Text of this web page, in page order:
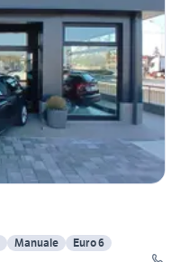
Manuale
Euro 6